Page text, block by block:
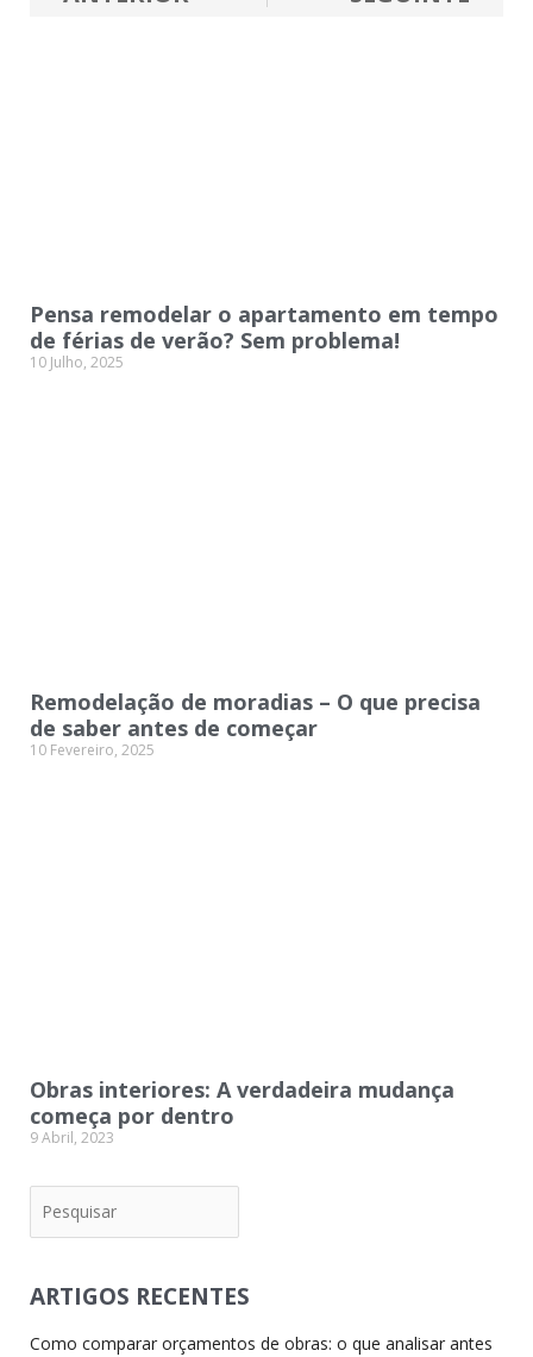
Pensa remodelar o apartamento em tempo
de férias de verão? Sem problema!
10 Julho, 2025
Remodelação de moradias – O que precisa
de saber antes de começar
10 Fevereiro, 2025
Obras interiores: A verdadeira mudança
começa por dentro
9 Abril, 2023
ARTIGOS RECENTES
Como comparar orçamentos de obras: o que analisar antes